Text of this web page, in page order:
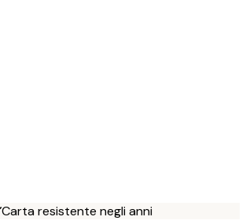
Carta resistente negli anni